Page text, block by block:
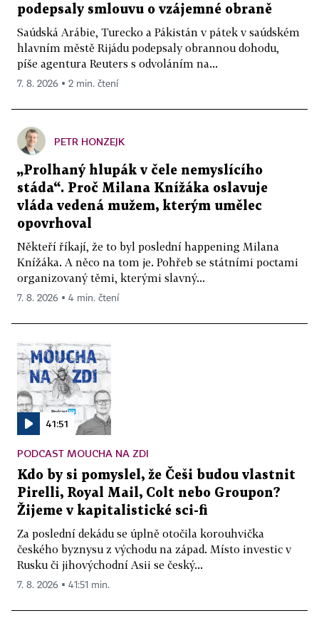
podepsaly smlouvu o vzájemné obraně
Saúdská Arábie, Turecko a Pákistán v pátek v saúdském
hlavním městě Rijádu podepsaly obrannou dohodu,
píše agentura Reuters s odvoláním na...
7. 8. 2026 ▪ 2 min. čtení
PETR HONZEJK
„Prolhaný hlupák v čele nemyslícího
stáda“. Proč Milana Knížáka oslavuje
vláda vedená mužem, kterým umělec
opovrhoval
Někteří říkají, že to byl poslední happening Milana
Knížáka. A něco na tom je. Pohřeb se státními poctami
organizovaný těmi, kterými slavný...
7. 8. 2026 ▪ 4 min. čtení
41:51
PODCAST MOUCHA NA ZDI
Kdo by si pomyslel, že Češi budou vlastnit
Pirelli, Royal Mail, Colt nebo Groupon?
Žijeme v kapitalistické sci-fi
Za poslední dekádu se úplně otočila korouhvička
českého byznysu z východu na západ. Místo investic v
Rusku či jihovýchodní Asii se český...
7. 8. 2026 ▪ 41:51 min.